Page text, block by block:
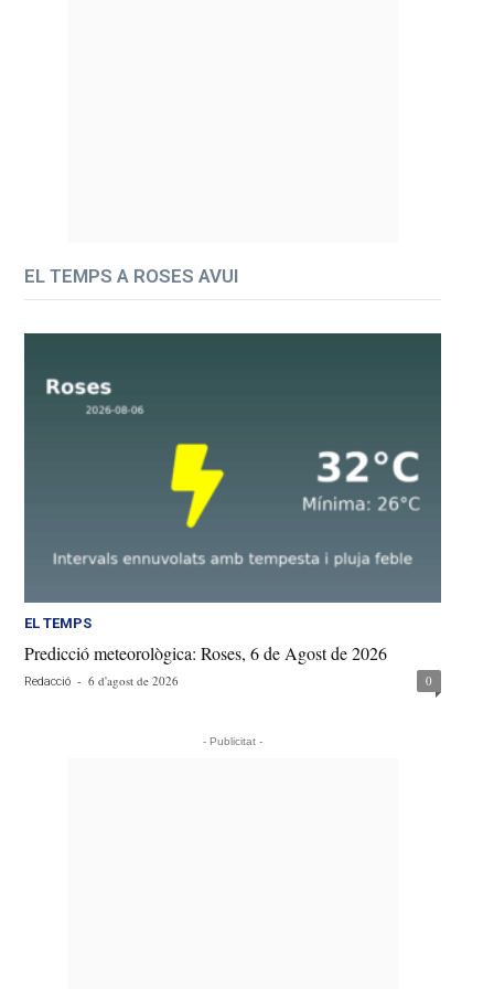
EL TEMPS A ROSES AVUI
EL TEMPS
Predicció meteorològica: Roses, 6 de Agost de 2026
Redacció - 6 d'agost de 2026 0
- Publicitat -